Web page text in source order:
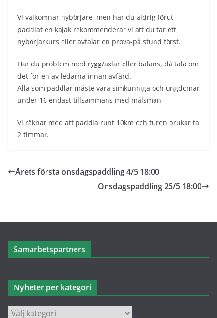
Vi välkomnar nybörjare, men har du aldrig förut
paddlat en kajak rekommenderar vi att du tar ett
nybörjarkurs eller avtalar en prova-på stund först.
Har du problem med rygg/axlar eller balans, då tala om
det för en av ledarna innan avfärd.
Alla som paddlar måste vara simkunniga och ungdomar
under 16 endast tillsammans med målsman
Vi räknar med att paddla runt 10km och turen brukar ta
2 timmar.
Årets första onsdagspaddling 4/5 18:00
Onsdagspaddling 25/5 18:00
Samarbetspartners
Nyheter per kategori
Nyheter